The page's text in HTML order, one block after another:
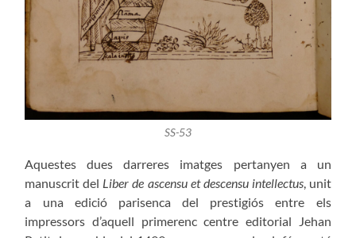
SS-53
Aquestes dues darreres imatges pertanyen a un
manuscrit del Liber de ascensu et descensu intellectus, unit
a una edició parisenca del prestigiós entre els
impressors d’aquell primerenc centre editorial Jehan